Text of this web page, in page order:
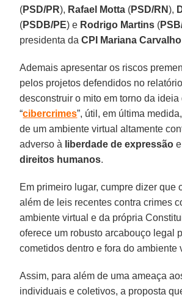
(PSD/PR), Rafael Motta (PSD/RN),
(PSDB/PE) e Rodrigo Martins (
presidenta daCPI Mariana Carvalho
Ademais apresentar os riscos
pelos projetos defendidos no
desconstruir o mito em torno da ideia
“cibercrimes”, útil, em última
de um ambiente virtual altamente
adverso à liberdade de expressão
direitos humanos.
Em primeiro lugar, cumpre dizer que
além de leis recentes contra crimes
ambiente virtual e da própria
oferece um robusto arcabouço legal
cometidos dentro e fora do ambiente
Assim, para além de uma ameaça
individuais e coletivos, a proposta